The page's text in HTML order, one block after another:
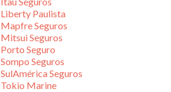
Liberty Paulista
Mapfre Seguros
Mitsui Seguros
Porto Seguro
Sompo Seguros
SulAmérica Seguros
Tokio Marine